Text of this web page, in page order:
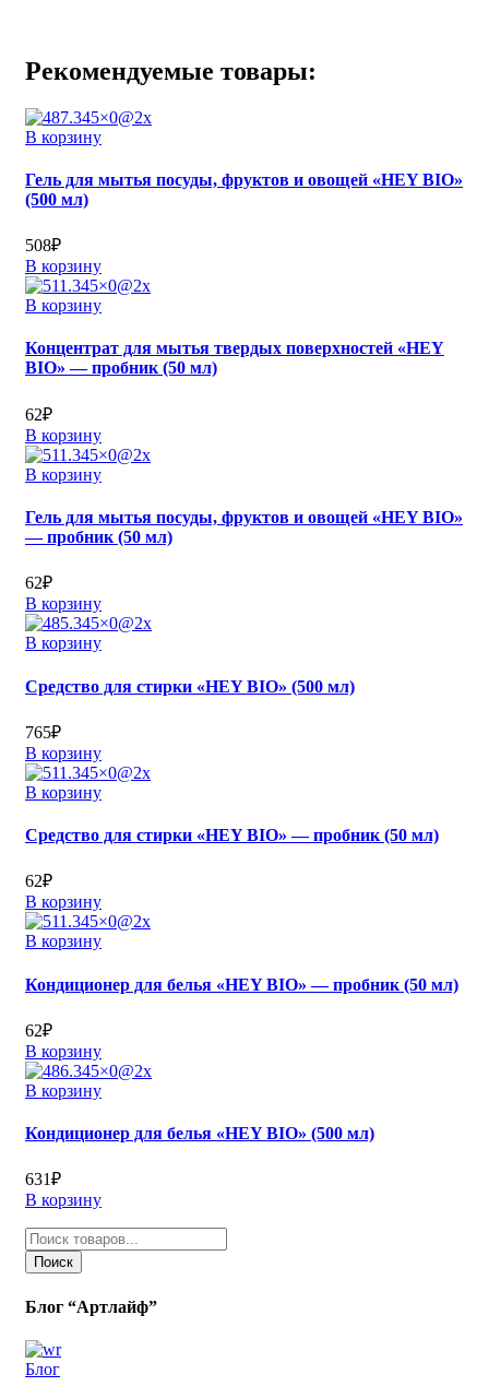
Рекомендуемые товары:
В корзину
Гель для мытья посуды, фруктов и овощей «HEY BIO»
(500 мл)
508₽
В корзину
В корзину
Концентрат для мытья твердых поверхностей «HEY
BIO» — пробник (50 мл)
62₽
В корзину
В корзину
Гель для мытья посуды, фруктов и овощей «HEY BIO»
— пробник (50 мл)
62₽
В корзину
В корзину
Средство для стирки «HEY BIO» (500 мл)
765₽
В корзину
В корзину
Средство для стирки «HEY BIO» — пробник (50 мл)
62₽
В корзину
В корзину
Кондиционер для белья «HEY BIO» — пробник (50 мл)
62₽
В корзину
В корзину
Кондиционер для белья «HEY BIO» (500 мл)
631₽
В корзину
товаров
Поиск
Блог “Артлайф”
Блог